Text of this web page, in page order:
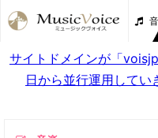
サイトドメインが「
日から並行運用してい